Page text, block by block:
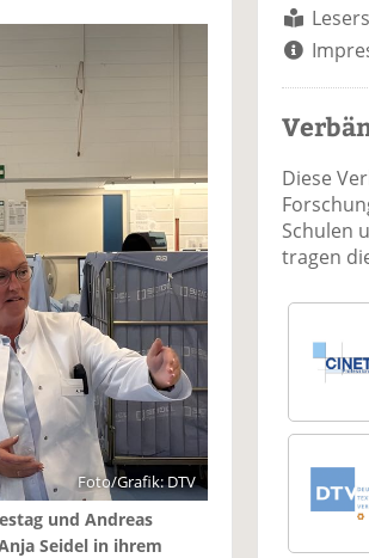
Foto/Grafik: DTV
und Andreas
Seidel in ihrem
Diese
Schulen
tragen